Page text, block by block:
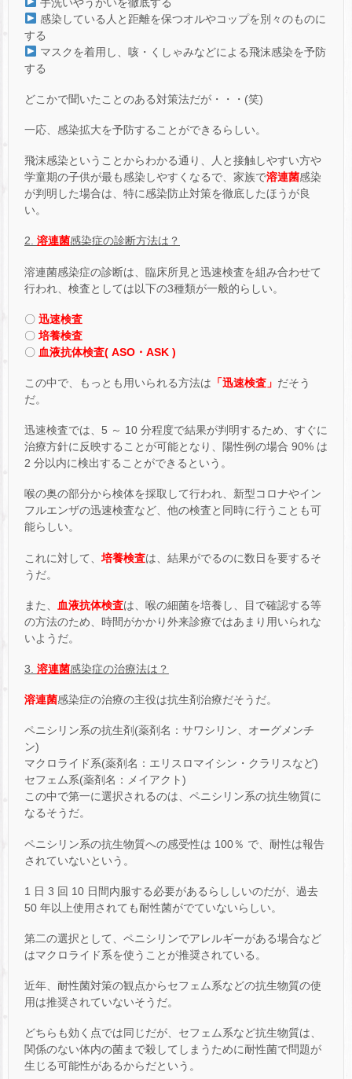
感染している人と距離を保つオルやコップを別々のものに
する
マスクを着用し、咳・くしゃみなどによる飛沫感染を予防
する
どこかで聞いたことのある対策法だが・・・(笑)
一応、感染拡大を予防することができるらしい。
飛沫感染ということからわかる通り、人と接触しやすい方や
学童期の子供が最も感染しやすくなるで、家族で溶連菌感染
が判明した場合は、特に感染防止対策を徹底したほうが良
い。
2. 溶連菌感染症の診断方法は？
溶連菌感染症の診断は、臨床所見と迅速検査を組み合わせて
行われ、検査としては以下の3種類が一般的らしい。
〇 迅速検査
〇培養検査
〇 血液抗体検査( ASO・ASK )
この中で、もっとも用いられる方法は 「迅速検査」 だそう
だ。
迅速検査では、5 ～ 10 分程度で結果が判明するため、すぐに
治療方針に反映することが可能となり、陽性例の場合 90% は
2 分以内に検出することができるという。
喉の奥の部分から検体を採取して行われ、新型コロナやイン
フルエンザの迅速検査など、他の検査と同時に行うことも可
能らしい。
これに対して、培養検査は、結果がでるのに数日を要するそ
うだ。
また、 血液抗体検査は、喉の細菌を培養し、目で確認する等
の方法のため、時間がかかり外来診療ではあまり用いられな
いようだ。
3. 溶連菌感染症の治療法は？
溶連菌感染症の治療の主役は抗生剤治療だそうだ。
ペニシリン系の抗生剤(薬剤名：サワシリン、オーグメンチ
ン)
マクロライド系(薬剤名：エリスロマイシン・クラリスなど)
セフェム系(薬剤名：メイアクト)
この中で第一に選択されるのは、ペニシリン系の抗生物質に
なるそうだ。
ペニシリン系の抗生物質への感受性は 100％ で、耐性は報告
されていないという。
1 日 3 回 10 日間内服する必要があるらししいのだが、過去
50 年以上使用されても耐性菌がでていないらしい。
第二の選択として、ペニシリンでアレルギーがある場合など
はマクロライド系を使うことが推奨されている。
近年、耐性菌対策の観点からセフェム系などの抗生物質の使
用は推奨されていないそうだ。
どちらも効く点では同じだが、セフェム系など抗生物質は、
関係のない体内の菌まで殺してしまうために耐性菌で問題が
生じる可能性があるからだという。